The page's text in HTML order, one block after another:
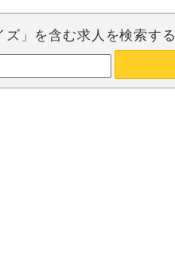
ズ」を含む求人を検索する